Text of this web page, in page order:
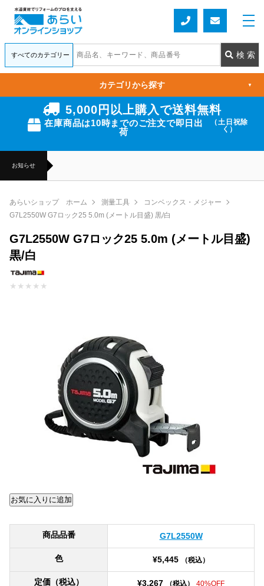
5,000円以上購入で送料無料
在庫商品は10時までのご注文で即日出
荷
（土日祝除
く）
お知らせ
カテゴリから探す ▼
あらいショップ ホーム 測量工具
コンベックス・メジャー
G7L2550W G7ロック25 5.0m (メートル目盛) 黒/白
G7L2550W G7ロック25 5.0m (メートル目盛)
黒/白
★ ★ ★ ★ ★
商品品番 G7L2550W
色 ¥5,445 （税込）
定価（税込） ¥3,267 （税込） 40%OFF